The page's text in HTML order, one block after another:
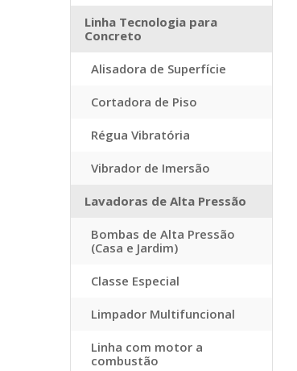
Linha Tecnologia para
Concreto
Alisadora de Superfície
Cortadora de Piso
Régua Vibratória
Vibrador de Imersão
Lavadoras de Alta Pressão
Bombas de Alta Pressão
(Casa e Jardim)
Classe Especial
Limpador Multifuncional
Linha com motor a
combustão